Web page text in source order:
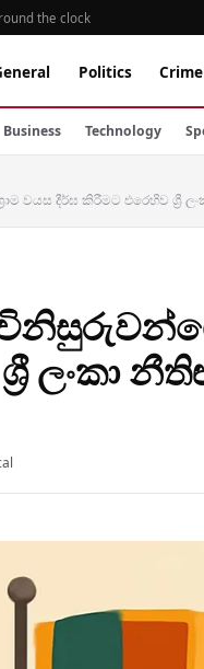
the clock
Politics Crime
Business Technology
වයස දීර්ඝ කිරීමට එරෙහිව ශ්‍රී
ලංකා